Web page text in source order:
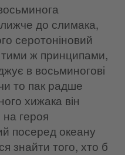
до слимака,
серотоніновий
ж принципами,
в восьминогові
то пак радше
хижака він
героя
посеред океану
знайти того, хто б